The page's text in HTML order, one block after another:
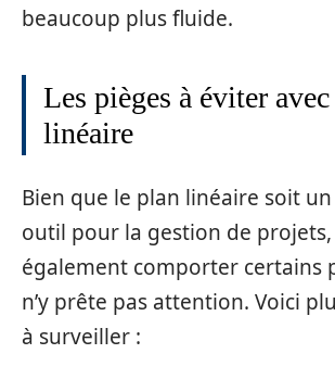
beaucoup plus fluide.
Les pièges à éviter
linéaire
Bien que le plan linéaire soit
outil pour la gestion de
également comporter certains
n’y prête pas attention. Voici
à surveiller :